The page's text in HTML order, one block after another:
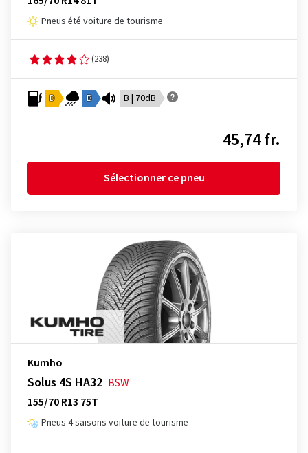
Pneus été voiture de tourisme
(238)
D B B | 70dB
45,74 fr.
Sélectionner ce pneu
Kumho
Solus 4S HA32 BSW
155/70 R13 75T
Pneus 4 saisons voiture de tourisme